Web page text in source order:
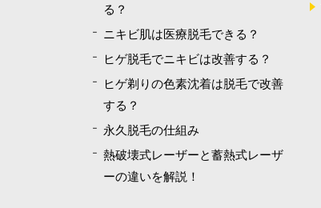
る？
ニキビ肌は医療脱毛できる？
ヒゲ脱毛でニキビは改善する？
ヒゲ剃りの色素沈着は脱毛で改善
する？
永久脱毛の仕組み
熱破壊式レーザーと蓄熱式レーザ
ーの違いを解説！